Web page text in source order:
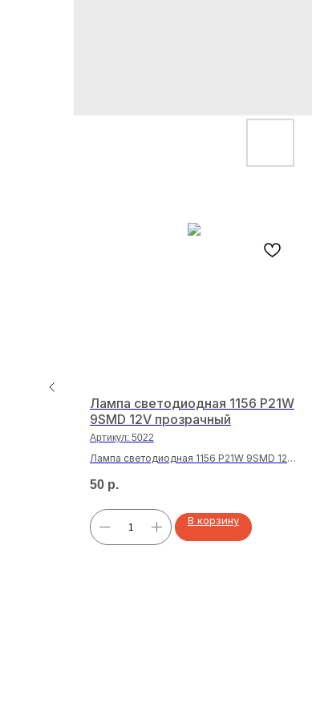
Лампа светодиодная 1156 P21W
9SMD 12V прозрачный
Артикул: 5022
Лампа светодиодная 1156 P21W 9SMD 12V
50 р.
В корзину